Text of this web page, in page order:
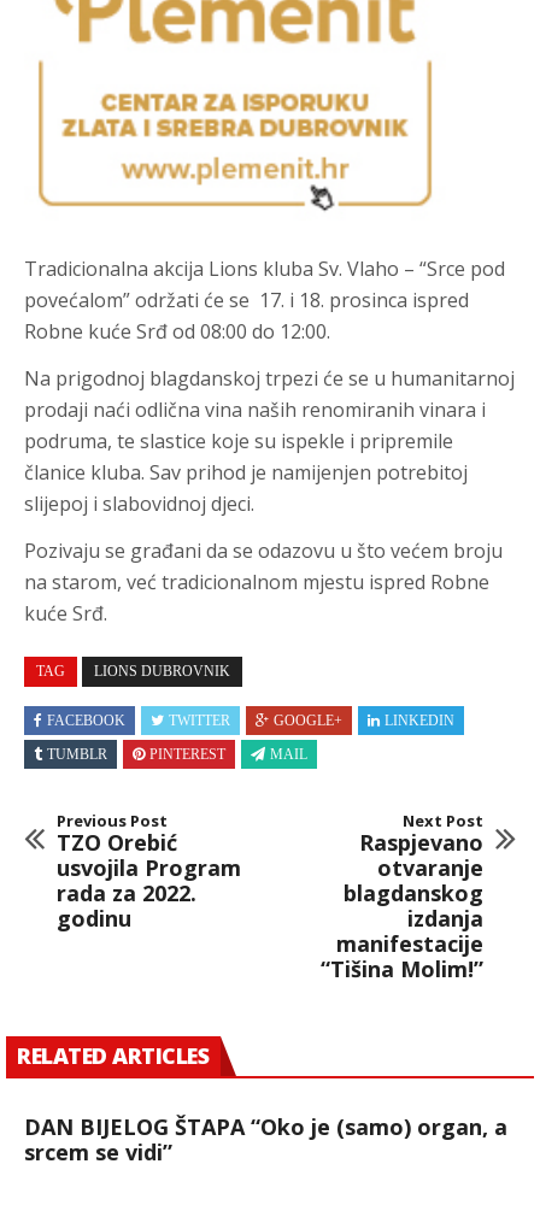
Tradicionalna akcija Lions kluba Sv. Vlaho – “Srce pod
povećalom” održati će se 17. i 18. prosinca ispred
Robne kuće Srđ od 08:00 do 12:00.
Na prigodnoj blagdanskoj trpezi će se u humanitarnoj
prodaji naći odlična vina naših renomiranih vinara i
podruma, te slastice koje su ispekle i pripremile
članice kluba. Sav prihod je namijenjen potrebitoj
slijepoj i slabovidnoj djeci.
Pozivaju se građani da se odazovu u što većem broju
na starom, već tradicionalnom mjestu ispred Robne
kuće Srđ.
TAG LIONS DUBROVNIK
FACEBOOK TWITTER GOOGLE+
LINKEDIN
TUMBLR
PINTEREST MAIL
Previous Post
TZO Orebić
usvojila Program
rada za 2022.
godinu
Next Post
Raspjevano
otvaranje
blagdanskog
izdanja
manifestacije
“Tišina Molim!”
RELATED ARTICLES
DAN BIJELOG ŠTAPA “Oko je (samo) organ, a
srcem se vidi”